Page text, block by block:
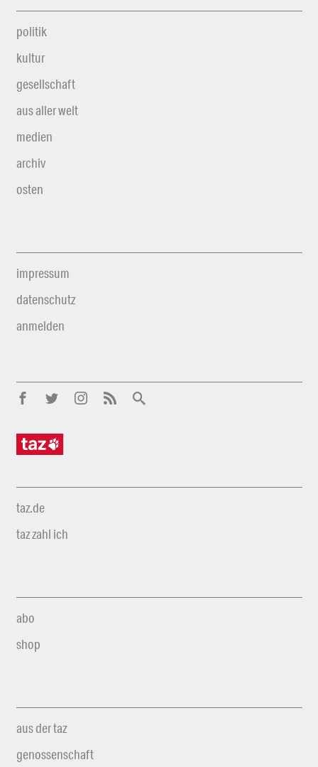
politik
kultur
gesellschaft
aus aller welt
medien
archiv
osten
impressum
datenschutz
anmelden
taz.de
taz zahl ich
abo
shop
aus der taz
genossenschaft